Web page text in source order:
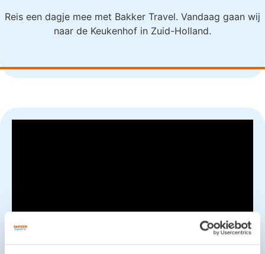
Reis een dagje mee met Bakker Travel. Vandaag gaan wij
naar de Keukenhof in Zuid-Holland.